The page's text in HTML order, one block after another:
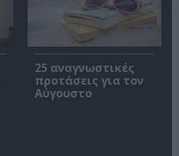
25 αναγνωστικές
προτάσεις για τον
Αύγουστο